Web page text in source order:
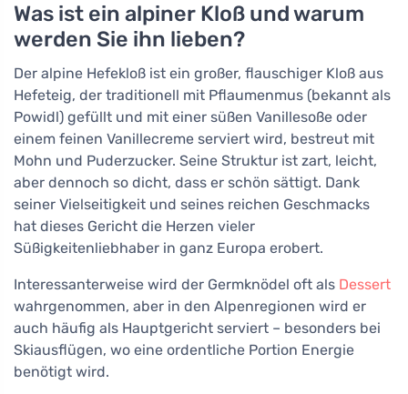
Was ist ein alpiner Kloß und warum
werden Sie ihn lieben?
Der alpine Hefekloß ist ein großer, flauschiger Kloß aus
Hefeteig, der traditionell mit Pflaumenmus (bekannt als
Powidl) gefüllt und mit einer süßen Vanillesoße oder
einem feinen Vanillecreme serviert wird, bestreut mit
Mohn und Puderzucker. Seine Struktur ist zart, leicht,
aber dennoch so dicht, dass er schön sättigt. Dank
seiner Vielseitigkeit und seines reichen Geschmacks
hat dieses Gericht die Herzen vieler
Süßigkeitenliebhaber in ganz Europa erobert.
Interessanterweise wird der Germknödel oft als Dessert
wahrgenommen, aber in den Alpenregionen wird er
auch häufig als Hauptgericht serviert – besonders bei
Skiausflügen, wo eine ordentliche Portion Energie
benötigt wird.